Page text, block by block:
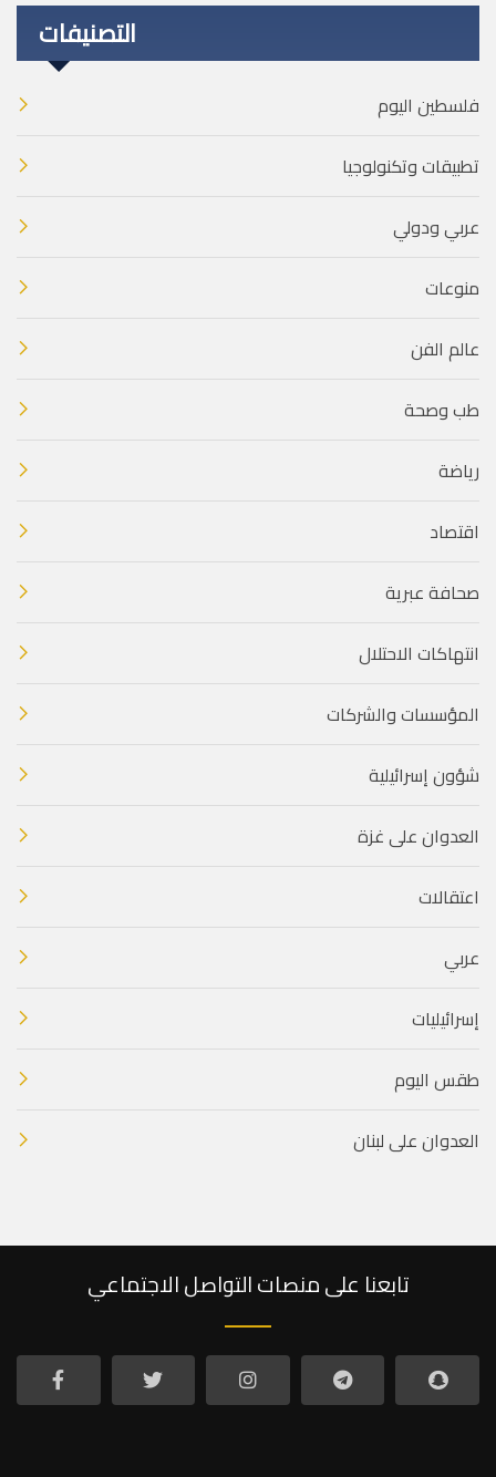
التصنيفات
فلسطين اليوم
تطبيقات وتكنولوجيا
عربي ودولي
منوعات
عالم الفن
طب وصحة
رياضة
اقتصاد
صحافة عبرية
انتهاكات الاحتلال
المؤسسات والشركات
شؤون إسرائيلية
العدوان على غزة
اعتقالات
عربي
إسرائيليات
طقس اليوم
العدوان على لبنان
تابعنا على منصات التواصل الاجتماعي